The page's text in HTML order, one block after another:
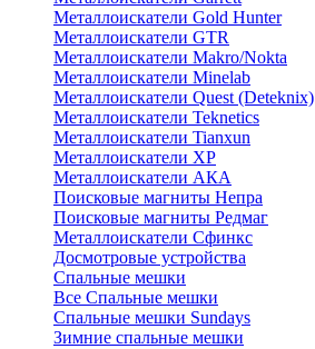
Металлоискатели Gold Hunter
Металлоискатели GTR
Металлоискатели Makro/Nokta
Металлоискатели Minelab
Металлоискатели Quest (Deteknix)
Металлоискатели Teknetics
Металлоискатели Tianxun
Металлоискатели XP
Металлоискатели АКА
Поисковые магниты Непра
Поисковые магниты Редмаг
Металлоискатели Сфинкс
Досмотровые устройства
Спальные мешки
Все Спальные мешки
Спальные мешки Sundays
Зимние спальные мешки